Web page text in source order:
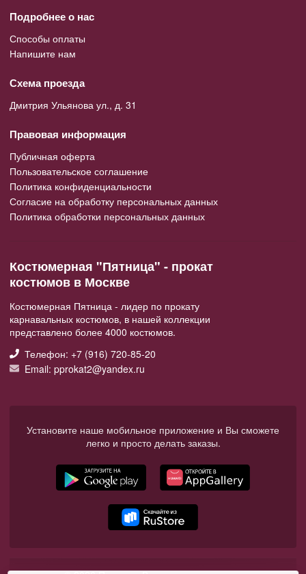
Подробнее о нас
Способы оплаты
Напишите нам
Схема проезда
Дмитрия Ульянова ул., д. 31
Правовая информация
Публичная оферта
Пользовательское соглашение
Политика конфиденциальности
Согласие на обработку персональных данных
Политика обработки персональных данных
Костюмерная "Пятница" - прокат
костюмов в Москве
Костюмерная Пятница - лидер по прокату
карнавальных костюмов, в нашей коллекции
представлено более 4000 костюмов.
Телефон: +7 (916) 720-85-20
Email: pprokat2@yandex.ru
Установите наше мобильное приложение и Вы сможете
легко и просто делать заказы.